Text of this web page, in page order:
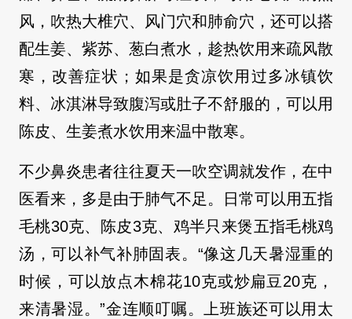
风，吹热大椎穴、风门穴和肺俞穴，还可以搭
配生姜、紫苏、葱白煮水，趁热饮用来疏风散
寒，改善症状；如果是贪凉饮用过多冰镇饮
料、冰淇淋导致腹泻或肚子不舒服的，可以用
陈皮、生姜煮水饮用来温中散寒。
不少鼻炎患者往往夏天一吹空调就发作，在中
医看来，多是由于肺气不足。日常可以用五指
毛桃30克、陈皮3克、鸡半只来煲五指毛桃鸡
汤，可以补气补肺固表。“像这几天暑湿重的
时候，可以放点木棉花10克或炒扁豆20克，
来清暑湿。”金连顺叮嘱。上班族还可以用太